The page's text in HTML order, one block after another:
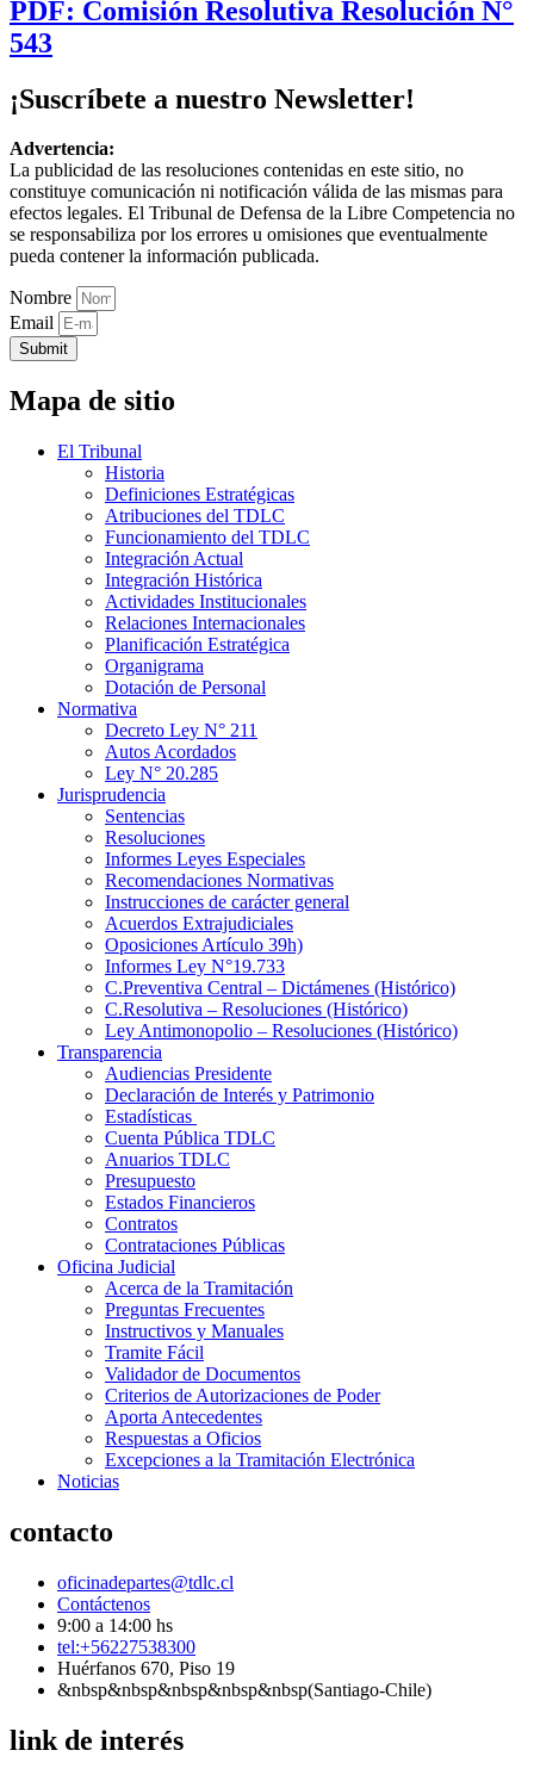
PDF: Comisión Resolutiva Resolución N°
543
¡Suscríbete a nuestro Newsletter!
Advertencia:
La publicidad de las resoluciones contenidas en este sitio, no
constituye comunicación ni notificación válida de las mismas para
efectos legales. El Tribunal de Defensa de la Libre Competencia no
se responsabiliza por los errores u omisiones que eventualmente
pueda contener la información publicada.
Nombre
Email
Submit
Mapa de sitio
El Tribunal
Historia
Definiciones Estratégicas
Atribuciones del TDLC
Funcionamiento del TDLC
Integración Actual
Integración Histórica
Actividades Institucionales
Relaciones Internacionales
Planificación Estratégica
Organigrama
Dotación de Personal
Normativa
Decreto Ley N° 211
Autos Acordados
Ley N° 20.285
Jurisprudencia
Sentencias
Resoluciones
Informes Leyes Especiales
Recomendaciones Normativas
Instrucciones de carácter general
Acuerdos Extrajudiciales
Oposiciones Artículo 39h)
Informes Ley N°19.733
C.Preventiva Central – Dictámenes (Histórico)
C.Resolutiva – Resoluciones (Histórico)
Ley Antimonopolio – Resoluciones (Histórico)
Transparencia
Audiencias Presidente
Declaración de Interés y Patrimonio
Estadísticas
Cuenta Pública TDLC
Anuarios TDLC
Presupuesto
Estados Financieros
Contratos
Contrataciones Públicas
Oficina Judicial
Acerca de la Tramitación
Preguntas Frecuentes
Instructivos y Manuales
Tramite Fácil
Validador de Documentos
Criterios de Autorizaciones de Poder
Aporta Antecedentes
Respuestas a Oficios
Excepciones a la Tramitación Electrónica
Noticias
contacto
oficinadepartes@tdlc.cl
Contáctenos
9:00 a 14:00 hs
tel:+56227538300
Huérfanos 670, Piso 19
&nbsp&nbsp&nbsp&nbsp&nbsp(Santiago-Chile)
link de interés